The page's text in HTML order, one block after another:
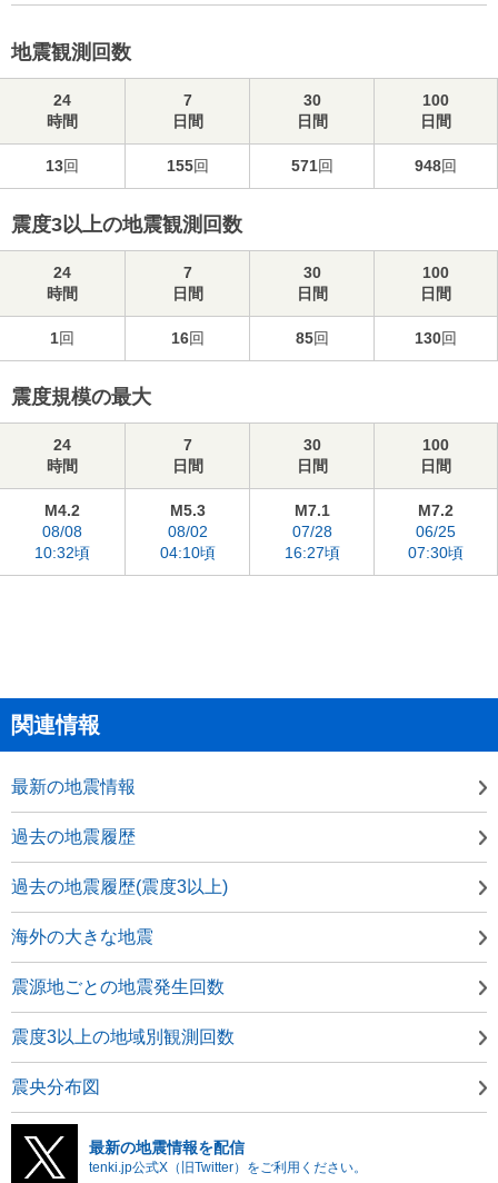
地震観測回数
24
時間
7
日間
30
日間
100
日間
13回 155回 571回 948回
震度3以上の地震観測回数
24
時間
7
日間
30
日間
100
日間
1回 16回 85回 130回
震度規模の最大
24
時間
7
日間
30
日間
100
日間
M4.2
08/08
10:32頃
M5.3
08/02
04:10頃
M7.1
07/28
16:27頃
M7.2
06/25
07:30頃
関連情報
最新の地震情報
過去の地震履歴
過去の地震履歴(震度3以上)
海外の大きな地震
震源地ごとの地震発生回数
震度3以上の地域別観測回数
震央分布図
最新の地震情報を配信
tenki.jp公式X（旧Twitter）をご利用ください。